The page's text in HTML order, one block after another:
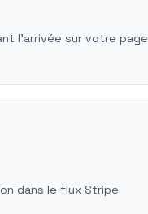
l’arrivée sur votre page
dans le flux Stripe